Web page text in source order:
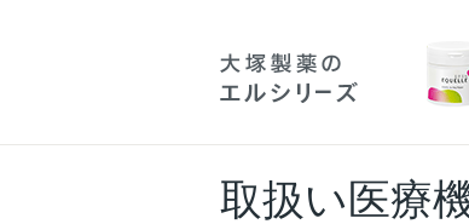
取扱い医療